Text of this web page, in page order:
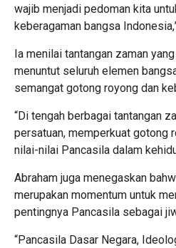
wajib menjadi pedoman kita
keberagaman bangsa
Ia menilai tantangan zaman
menuntut seluruh elemen
semangat gotong royong dan
“Di tengah berbagai tantangan
persatuan, memperkuat gotong
nilai-nilai Pancasila dalam
Abraham juga menegaskan
merupakan momentum untuk
pentingnya Pancasila sebagai
“Pancasila Dasar Negara,